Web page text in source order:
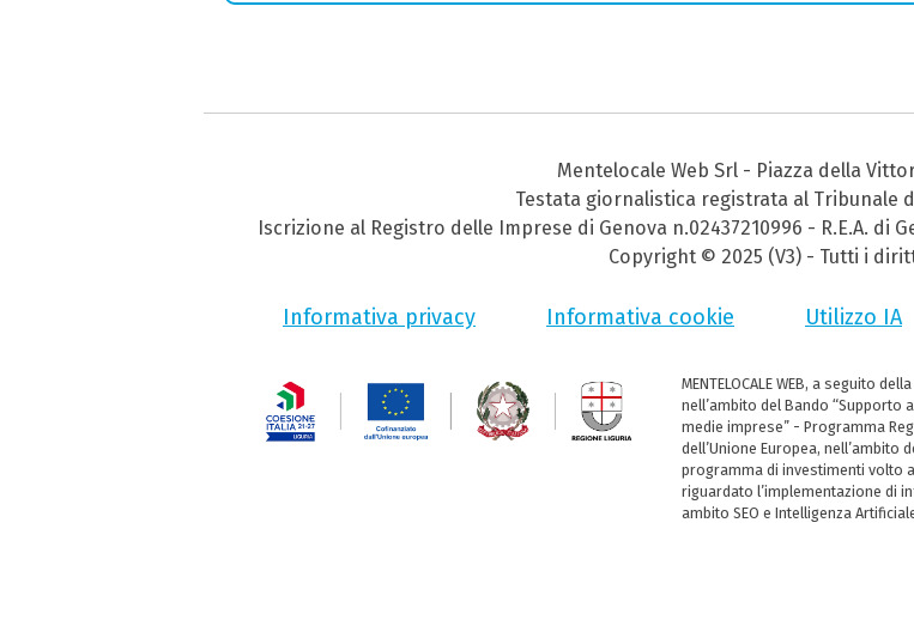
Mentelocale Web Srl - Piazza della
Testata giornalistica registrata al Tribunale
Iscrizione al Registro delle Imprese di Genova n.02437210996 - R.E.A. di
Copyright © 2025 (V3) - Tutti i
Informativa privacy Informativa cookie Utilizzo IA
MENTELOCALE WEB, a seguito
nell’ambito del Bando “Supporto
medie imprese” - Programma
dell’Unione Europea, nell’ambito
programma di investimenti volto
riguardato l’implementazione di
ambito SEO e Intelligenza